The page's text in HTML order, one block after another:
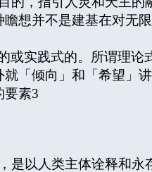
想并不是建基在对无
或实践式的。所谓理论
「倾向」和「希望」
要素3
以人类主体诠释和永